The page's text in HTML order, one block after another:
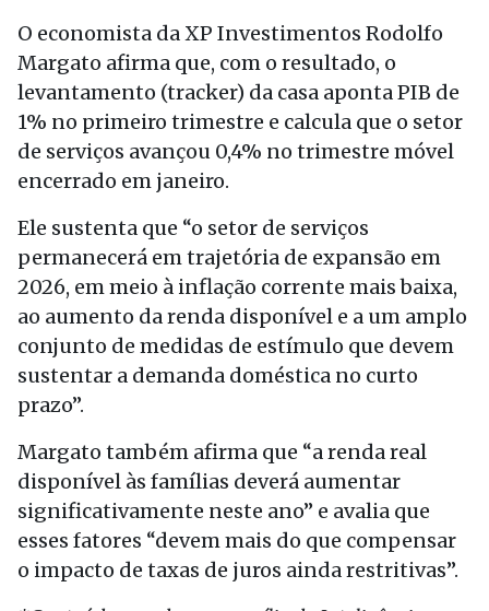
O economista da XP Investimentos Rodolfo
Margato afirma que, com o resultado, o
levantamento (tracker) da casa aponta PIB de
1% no primeiro trimestre e calcula que o setor
de serviços avançou 0,4% no trimestre móvel
encerrado em janeiro.
Ele sustenta que “o setor de serviços
permanecerá em trajetória de expansão em
2026, em meio à inflação corrente mais baixa,
ao aumento da renda disponível e a um amplo
conjunto de medidas de estímulo que devem
sustentar a demanda doméstica no curto
prazo”.
Margato também afirma que “a renda real
disponível às famílias deverá aumentar
significativamente neste ano” e avalia que
esses fatores “devem mais do que compensar
o impacto de taxas de juros ainda restritivas”.